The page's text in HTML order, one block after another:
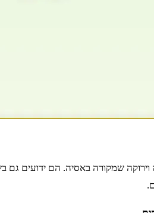
שמקורה באסיה. הם ידועים גם